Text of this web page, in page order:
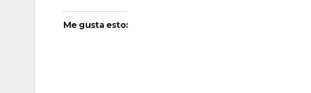
Me gusta esto: